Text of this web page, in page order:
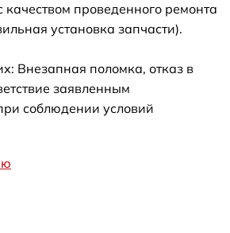
проведенного ремонта
установка запчасти).
Внезапная поломка, отказ в
заявленным
соблюдении условий